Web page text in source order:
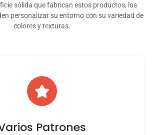
sólida que fabrican estos productos, los
personalizar su entorno con su variedad de
colores y texturas.
Patrones